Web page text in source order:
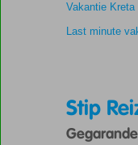
Vakantie Kreta
Last minute
Stip